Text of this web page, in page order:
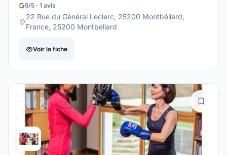
5/5 · 1 avis
22 Rue du Général Leclerc, 25200 Montbéliard,
France, 25200 Montbéliard
Voir la fiche